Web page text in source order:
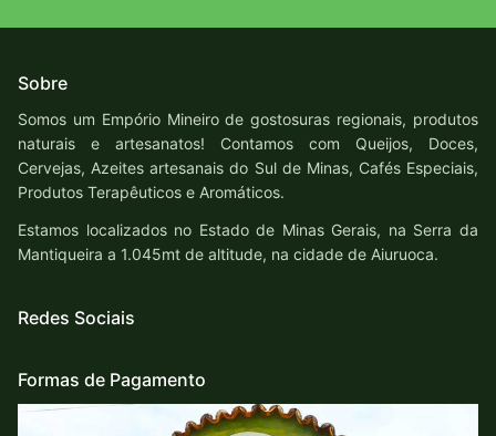
Sobre
Somos um Empório Mineiro de gostosuras regionais, produtos
naturais e artesanatos! Contamos com Queijos, Doces,
Cervejas, Azeites artesanais do Sul de Minas, Cafés Especiais,
Produtos Terapêuticos e Aromáticos.
Estamos localizados no Estado de Minas Gerais, na Serra da
Mantiqueira a 1.045mt de altitude, na cidade de Aiuruoca.
Redes Sociais
Formas de Pagamento